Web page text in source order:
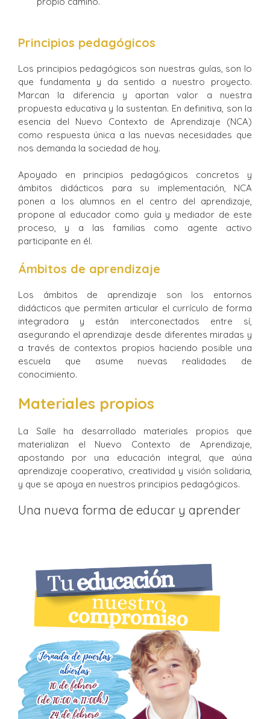
Principios pedagógicos
Los principios pedagógicos son nuestras guías, son lo
que fundamenta y da sentido a nuestro proyecto.
Marcan la diferencia y aportan valor a nuestra
propuesta educativa y la sustentan. En definitiva, son la
esencia del Nuevo Contexto de Aprendizaje (NCA)
como respuesta única a las nuevas necesidades que
nos demanda la sociedad de hoy.
Apoyado en principios pedagógicos concretos y
ámbitos didácticos para su implementación, NCA
ponen a los alumnos en el centro del aprendizaje,
propone al educador como guía y mediador de este
proceso, y a las familias como agente activo
participante en él.
Ámbitos de aprendizaje
Los ámbitos de aprendizaje son los entornos
didácticos que permiten articular el currículo de forma
integradora y están interconectados entre sí,
asegurando el aprendizaje desde diferentes miradas y
a través de contextos propios haciendo posible una
escuela que asume nuevas realidades de
conocimiento.
Materiales propios
La Salle ha desarrollado materiales propios que
materializan el Nuevo Contexto de Aprendizaje,
apostando por una educación integral, que aúna
aprendizaje cooperativo, creatividad y visión solidaria,
y que se apoya en nuestros principios pedagógicos.
Una nueva forma de educar y aprender